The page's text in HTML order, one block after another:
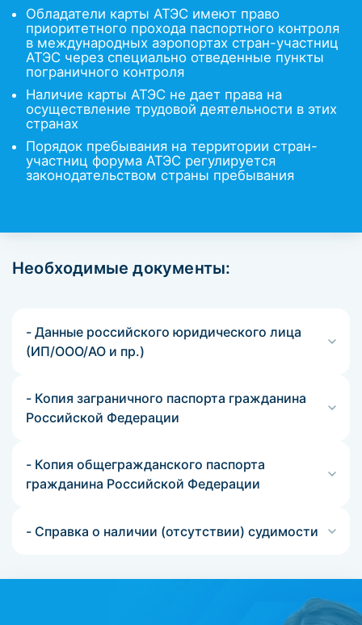
Обладатели карты АТЭС имеют право
приоритетного прохода паспортного контроля
в международных аэропортах стран-участниц
АТЭС через специально отведенные пункты
пограничного контроля
Наличие карты АТЭС не дает права на
осуществление трудовой деятельности в этих
странах
Порядок пребывания на территории стран-
участниц форума АТЭС регулируется
законодательством страны пребывания
Необходимые документы:
- Данные российского юридического лица
(ИП/ООО/АО и пр.)
- Копия заграничного паспорта гражданина
Российской Федерации
- Копия общегражданского паспорта
гражданина Российской Федерации
- Справка о наличии (отсутствии) судимости